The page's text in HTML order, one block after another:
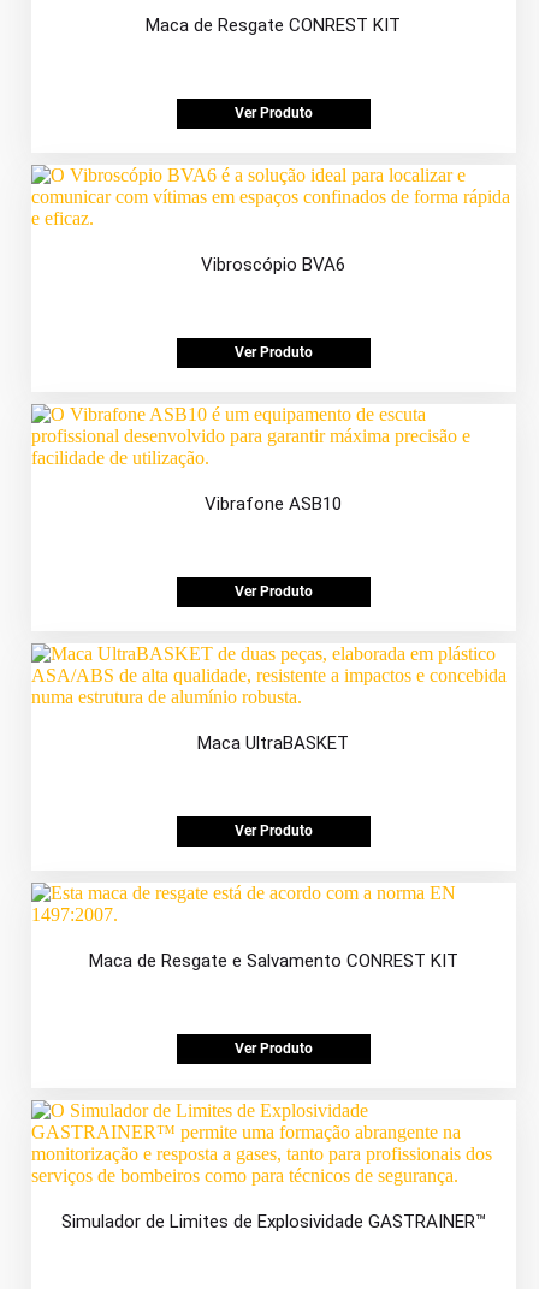
Maca de Resgate CONREST KIT
Ver Produto
Vibroscópio BVA6
Ver Produto
Vibrafone ASB10
Ver Produto
Maca UltraBASKET
Ver Produto
Maca de Resgate e Salvamento CONREST KIT
Ver Produto
Simulador de Limites de Explosividade GASTRAINER™